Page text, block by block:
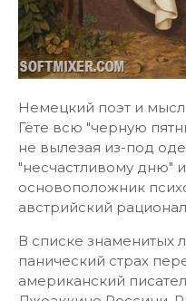
Немецкий поэт и
Гёте всю "черную
не вылезая из-под
"несчастливому дню"
основоположник
австрийский
В списке знаменитых
панический страх
американский